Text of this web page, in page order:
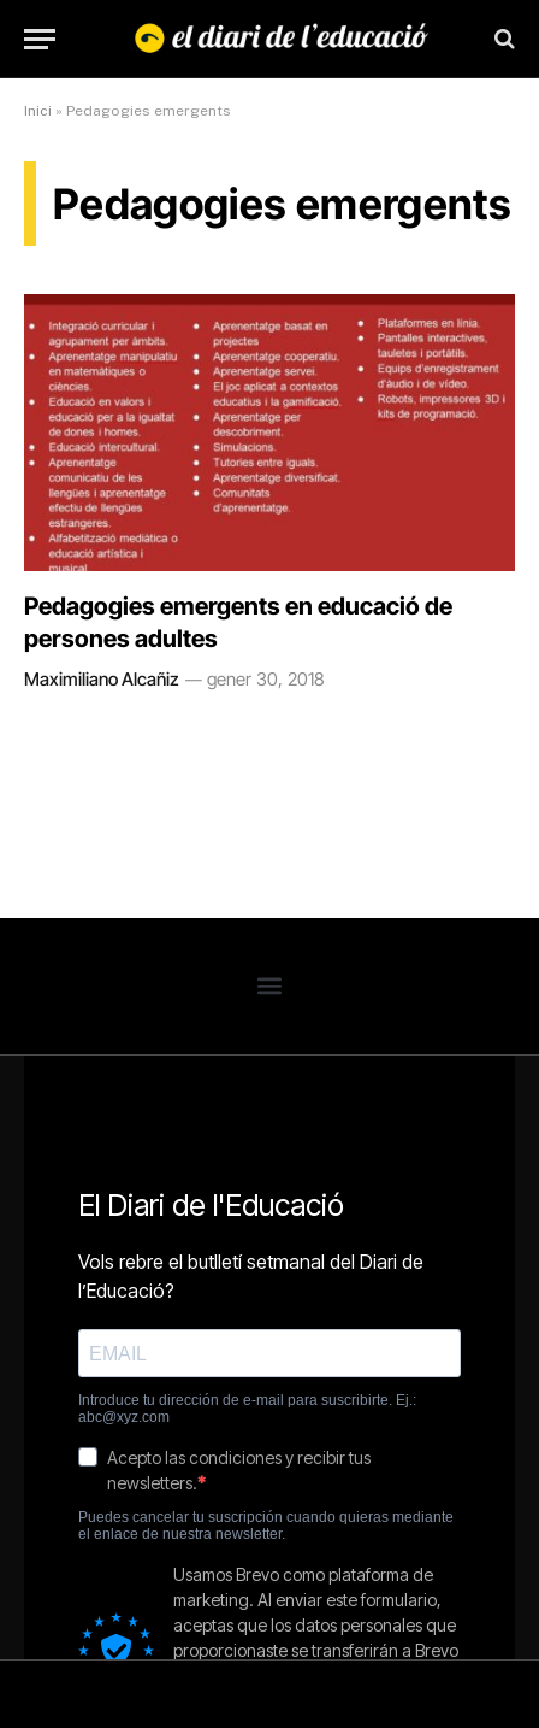
Inici » Pedagogies emergents
Pedagogies emergents
Pedagogies emergents en educació de
persones adultes
Maximiliano Alcañiz gener 30, 2018